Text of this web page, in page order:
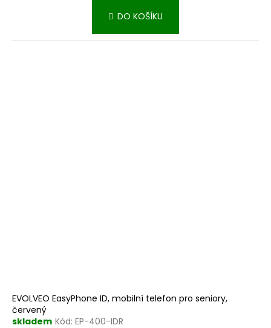
DO KOŠÍKU
EVOLVEO EasyPhone ID, mobilní telefon pro seniory,
červený
skladem Kód: EP-400-IDR